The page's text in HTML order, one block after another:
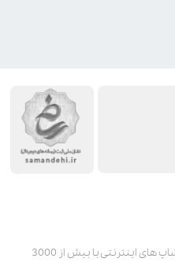
پت استور به عنوان یکی از قدیمی‌ترین پت شاپ های اینترنتی با بیش از 3000